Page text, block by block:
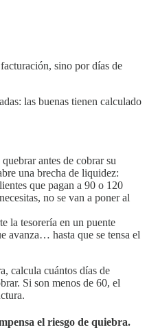
sino por días de
las buenas tienen calculado
antes de cobrar su
una brecha de liquidez:
que pagan a 90 o 120
no se van a poner al
la tesorería en un puente
avanza… hasta que se tensa el
calcula cuántos días de
Si son menos de 60, el
el riesgo de quiebra.